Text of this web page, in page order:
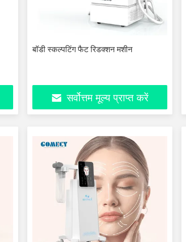
बॉडी स्कल्पटिंग फैट रिडक्शन मशीन
सर्वोत्तम मूल्य प्राप्त करें